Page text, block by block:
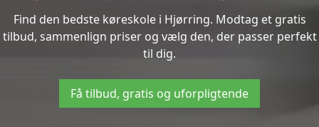
Find den bedste køreskole i Hjørring. Modtag et gratis
tilbud, sammenlign priser og vælg den, der passer perfekt
til dig.
Få tilbud, gratis og uforpligtende